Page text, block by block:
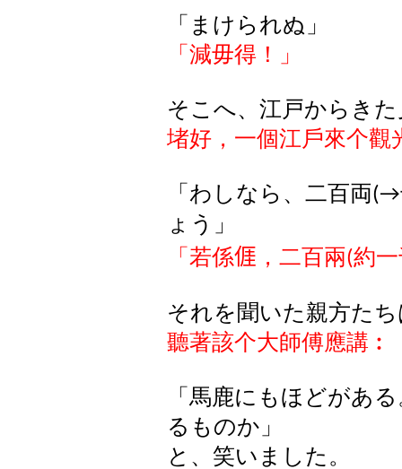
「まけられぬ」
「減毋得！」
そこへ、江戸からき
堵好，一個江戶來个觀
「わしなら、二百両(→
ょう」
「若係𠊎 ， 二百兩(約
それを聞いた親方た
聽著該个大師傅應講︰
「馬鹿にもほどがあ
るものか」
と、笑いました。